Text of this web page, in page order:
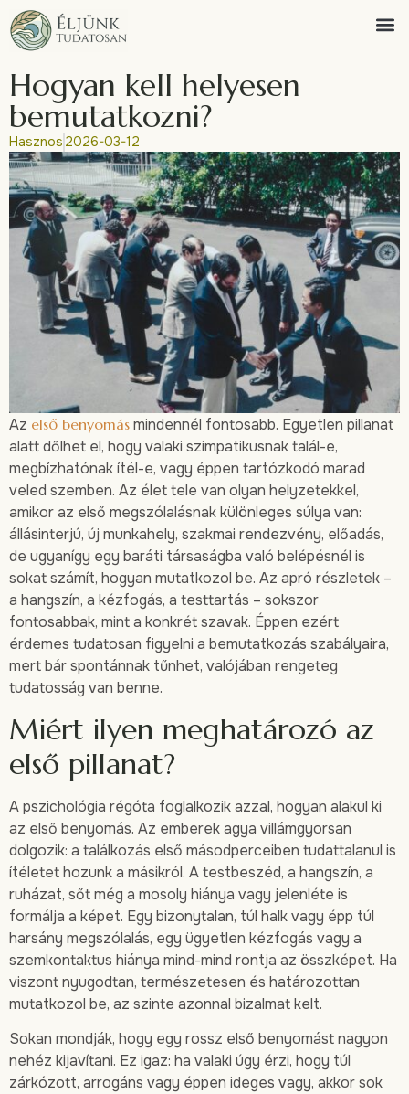
Hogyan kell helyesen
bemutatkozni?
Hasznos 2026-03-12
Az első benyomás mindennél fontosabb. Egyetlen pillanat
alatt dőlhet el, hogy valaki szimpatikusnak talál-e,
megbízhatónak ítél-e, vagy éppen tartózkodó marad
veled szemben. Az élet tele van olyan helyzetekkel,
amikor az első megszólalásnak különleges súlya van:
állásinterjú, új munkahely, szakmai rendezvény, előadás,
de ugyanígy egy baráti társaságba való belépésnél is
sokat számít, hogyan mutatkozol be. Az apró részletek –
a hangszín, a kézfogás, a testtartás – sokszor
fontosabbak, mint a konkrét szavak. Éppen ezért
érdemes tudatosan figyelni a bemutatkozás szabályaira,
mert bár spontánnak tűnhet, valójában rengeteg
tudatosság van benne.
Miért ilyen meghatározó az
első pillanat?
A pszichológia régóta foglalkozik azzal, hogyan alakul ki
az első benyomás. Az emberek agya villámgyorsan
dolgozik: a találkozás első másodperceiben tudattalanul is
ítéletet hozunk a másikról. A testbeszéd, a hangszín, a
ruházat, sőt még a mosoly hiánya vagy jelenléte is
formálja a képet. Egy bizonytalan, túl halk vagy épp túl
harsány megszólalás, egy ügyetlen kézfogás vagy a
szemkontaktus hiánya mind-mind rontja az összképet. Ha
viszont nyugodtan, természetesen és határozottan
mutatkozol be, az szinte azonnal bizalmat kelt.
Sokan mondják, hogy egy rossz első benyomást nagyon
nehéz kijavítani. Ez igaz: ha valaki úgy érzi, hogy túl
zárkózott, arrogáns vagy éppen ideges vagy, akkor sok